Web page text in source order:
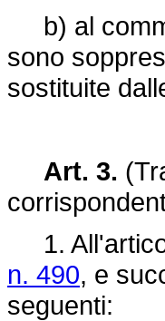
b) al
sono
sostituite
Art. 3.
1.
n. 490, e
seguenti: